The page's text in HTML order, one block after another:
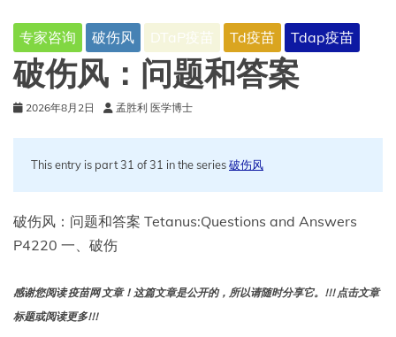
专家咨询 破伤风 DTaP疫苗 Td疫苗 Tdap疫苗
破伤风：问题和答案
2026年8月2日 孟胜利 医学博士
This entry is part 31 of 31 in the series破伤风
破伤风：问题和答案 Tetanus:Questions and Answers
P4220 一、破伤
感谢您阅读 疫苗网 文章！这篇文章是公开的，所以请随时分享它。!!! 点击文章
标题或阅读更多!!!